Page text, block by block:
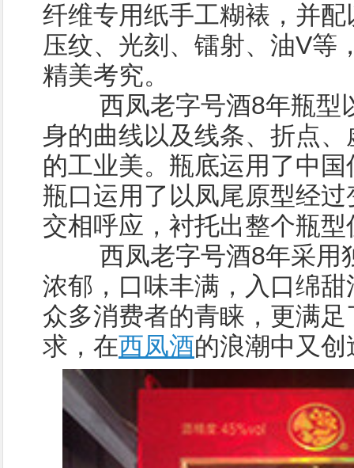
纤维专用纸手工糊裱，并
压纹、光刻、镭射、油V等
精美考究。
西凤老字号酒8年瓶型
身的曲线以及线条、折点
的工业美。瓶底运用了中
瓶口运用了以凤尾原型经
交相呼应，衬托出整个瓶
西凤老字号酒8年采用
浓郁，口味丰满，入口绵
众多消费者的青睐，更满
求，在西凤酒的浪潮中又